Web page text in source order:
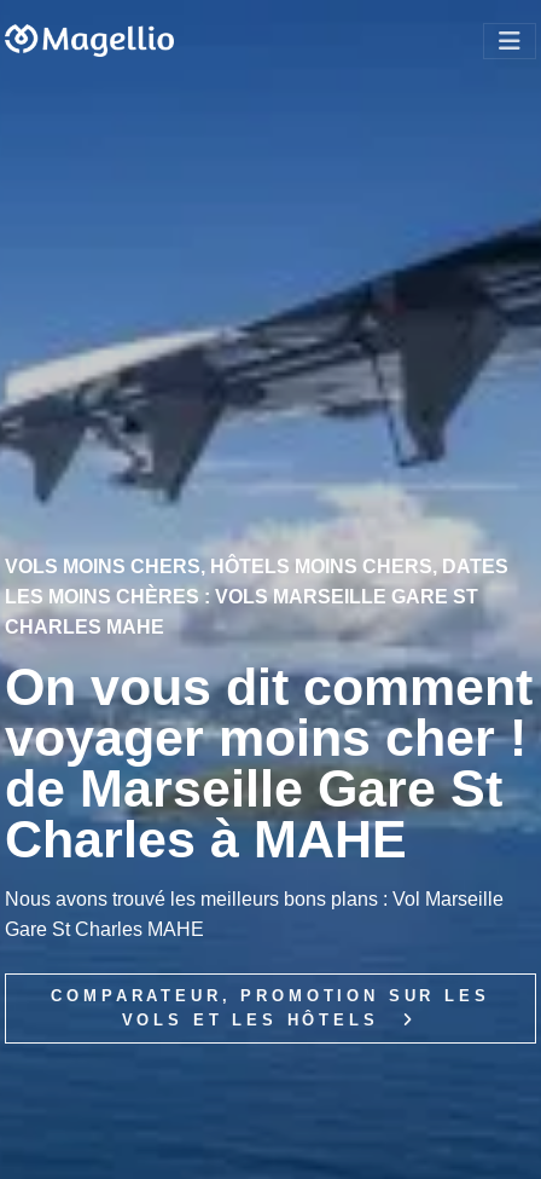
VOLS MOINS CHERS, HÔTELS MOINS CHERS, DATES
LES MOINS CHÈRES : VOLS MARSEILLE GARE ST
CHARLES MAHE
On vous dit comment
voyager moins cher !
de Marseille Gare St
Charles à MAHE
Nous avons trouvé les meilleurs bons plans : Vol Marseille
Gare St Charles MAHE
COMPARATEUR, PROMOTION SUR LES
VOLS ET LES HÔTELS